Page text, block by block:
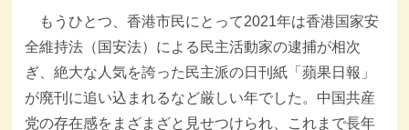
もうひとつ、香港市民にとって2021年は香港国家安
全維持法（国安法）による民主活動家の逮捕が相次
ぎ、絶大な人気を誇った民主派の日刊紙「蘋果日報」
が廃刊に追い込まれるなど厳しい年でした。中国共産
党の存在感をまざまざと見せつけられ、これまで長年